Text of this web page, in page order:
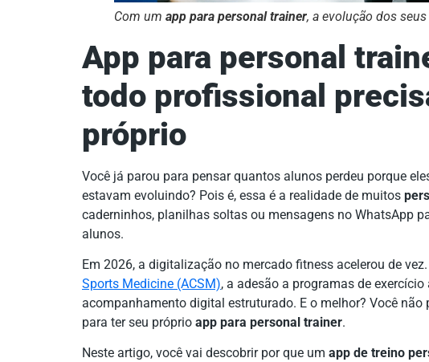
Com um app para personal trainer, a evolução dos
App para personal
todo profissional
próprio
Você já parou para pensar quantos alunos perdeu porque
estavam evoluindo? Pois é, essa é a realidade de muitos
caderninhos, planilhas soltas ou mensagens no WhatsApp
alunos.
Em 2026, a digitalização no mercado fitness acelerou de
Sports Medicine (ACSM), a adesão a programas de
acompanhamento digital estruturado. E o melhor? Você
para ter seu próprio app para personal trainer.
Neste artigo, você vai descobrir por que um app de treino